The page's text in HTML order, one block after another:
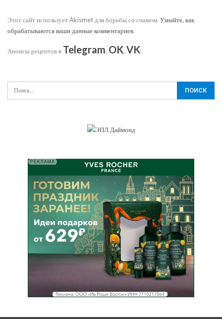
Этот сайт использует Akismet для борьбы со спамом. Узнайте, как
обрабатываются ваши данные комментариев.
Анонсы рецептов в Telegram, OK, VK.